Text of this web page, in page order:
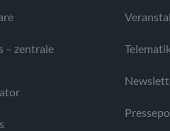
– zentrale